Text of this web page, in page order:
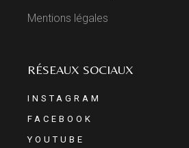
Mentions légales
RÉSEAUX SOCIAUX
INSTAGRAM
FACEBOOK
YOUTUBE